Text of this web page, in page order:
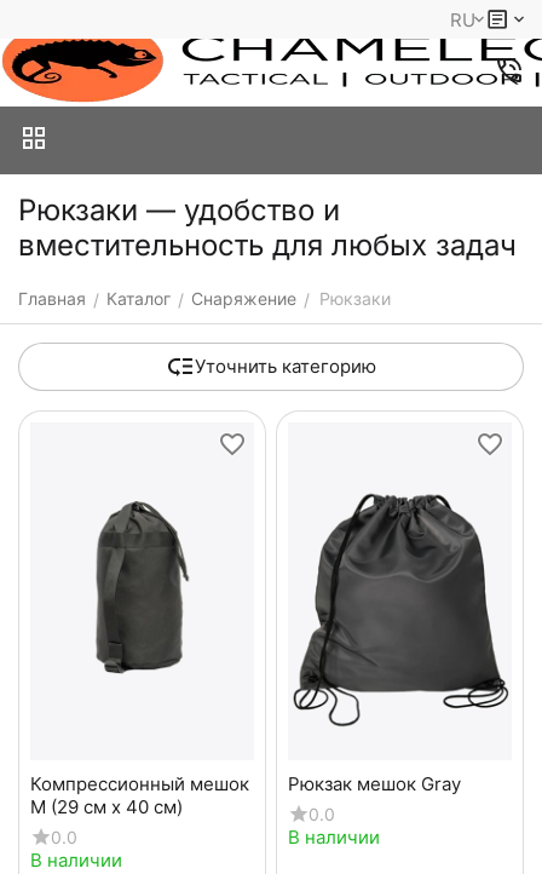
RU
Рюкзаки — удобство и
вместительность для любых задач
Главная / Каталог / Снаряжение / Рюкзаки
Уточнить категорию
Компрессионный мешок
M (29 см х 40 см)
0.0
В наличии
Рюкзак мешок Gray
0.0
В наличии